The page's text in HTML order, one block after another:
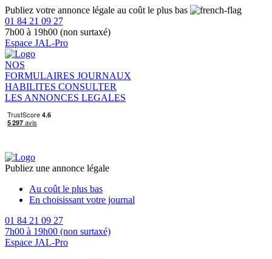
Publiez votre annonce légale au coût le plus bas
01 84 21 09 27
7h00 à 19h00 (non surtaxé)
Espace JAL-Pro
NOS
FORMULAIRES JOURNAUX
HABILITES CONSULTER
LES ANNONCES LEGALES
Publiez une annonce légale
Au coût le plus bas
En choisissant votre journal
01 84 21 09 27
7h00 à 19h00 (non surtaxé)
Espace JAL-Pro